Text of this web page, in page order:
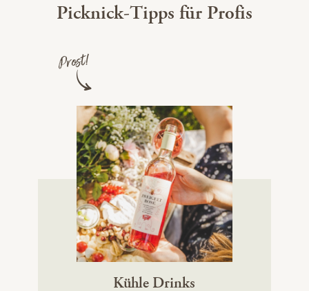
Picknick-Tipps für Profis
Prost!
Kühle Drinks